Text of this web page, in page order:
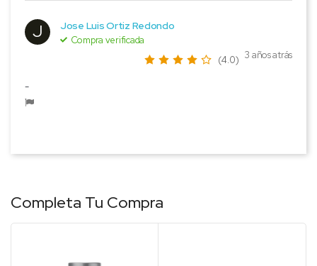
J Jose Luis Ortiz Redondo
Compra verificada
(4.0) 3 años atrás
-
Completa Tu Compra